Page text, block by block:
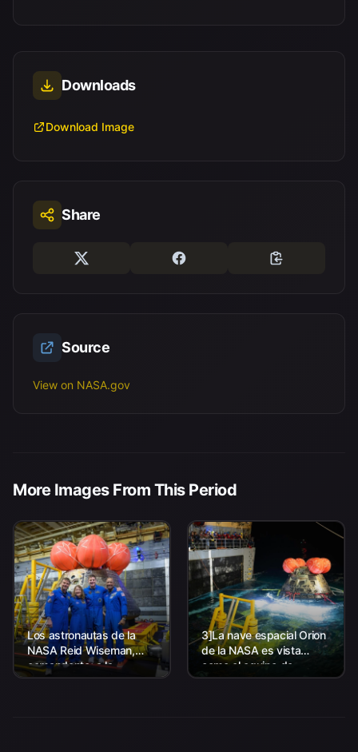
Downloads
Download Image
Share
Source
View on NASA.gov
More Images From This Period
Los astronautas de la
NASA Reid Wiseman,
comandante; a la
izquierda, Christina Koch,
3]La nave espacial Orion
de la NASA es vista
como el equipo de
Aterrizaje y Recuperación